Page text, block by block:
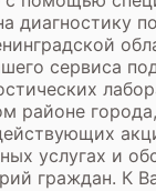
диагностику
сервиса
районе
услугах и
граждан. К